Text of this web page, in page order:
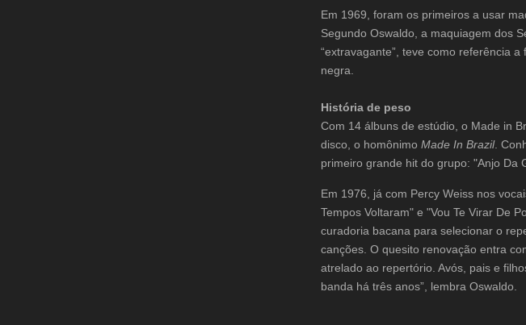
Em 1969, foram os primeiros a usar
Segundo Oswaldo, a maquiagem dos
“extravagante”, teve como referência
negra.
História de peso
Com 14 álbuns de estúdio, o Made in
disco, o homônimo Made In Brazil.
primeiro grande hit do grupo: "Anjo Da
Em 1976, já com Percy Weiss nos
Tempos Voltaram" e "Vou Te Virar De
curadoria bacana para selecionar o
canções. O quesito renovação entra
atrelado ao repertório. Avós, pais e
banda há três anos”, lembra Oswaldo.